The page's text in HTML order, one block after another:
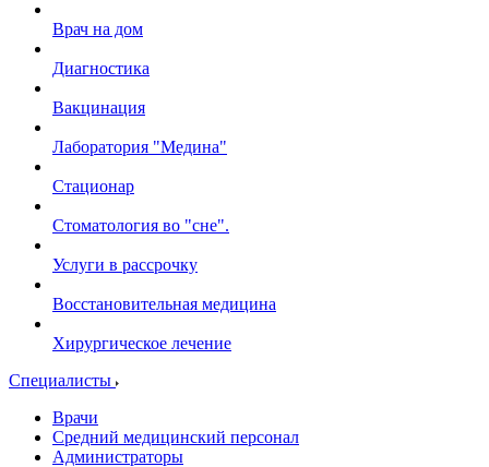
Врач на дом
Диагностика
Вакцинация
Лаборатория "Медина"
Стационар
Стоматология во "сне".
Услуги в рассрочку
Восстановительная медицина
Хирургическое лечение
Специалисты
Врачи
Средний медицинский персонал
Администраторы